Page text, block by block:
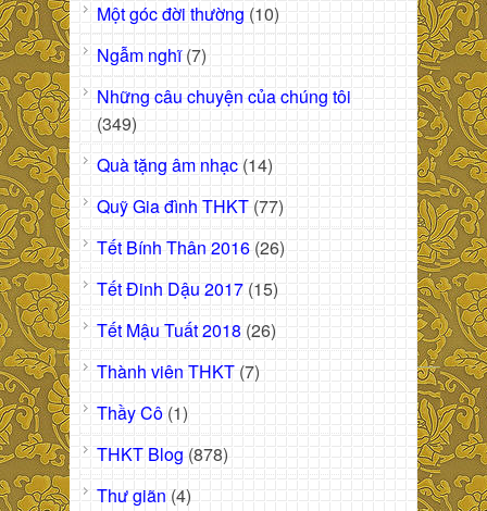
Một góc đời thường (10)
Ngẫm nghĩ(7)
Những câu chuyện của chúng tôi
(349)
Quà tặng âm nhạc (14)
Quỹ Gia đình THKT (77)
Tết Bính Thân 2016 (26)
Tết Đinh Dậu 2017 (15)
Tết Mậu Tuất 2018 (26)
Thành viên THKT (7)
Thầy Cô (1)
THKT Blog (878)
Thư giãn (4)